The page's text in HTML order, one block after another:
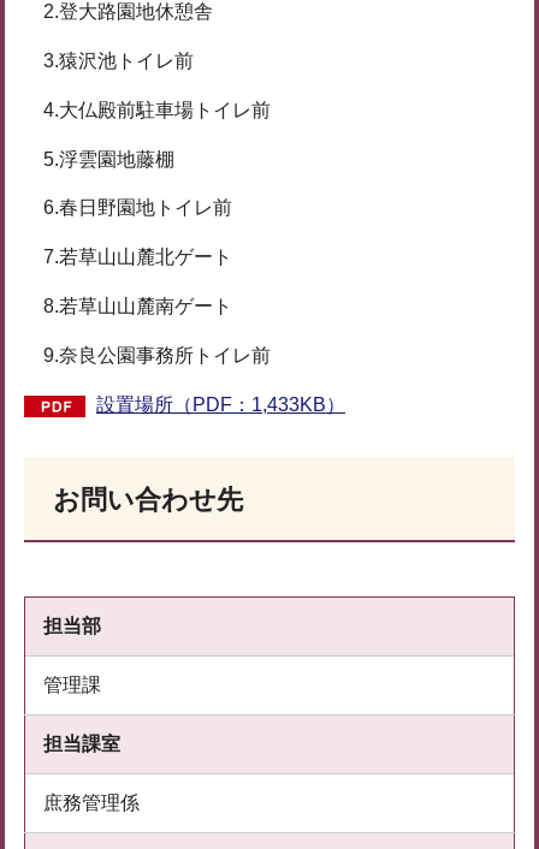
2.登大路園地休憩舎
3.猿沢池トイレ前
4.大仏殿前駐車場トイレ前
5.浮雲園地藤棚
6.春日野園地トイレ前
7.若草山山麓北ゲート
8.若草山山麓南ゲート
9.奈良公園事務所トイレ前
設置場所（PDF：1,433KB）
お問い合わせ先
担当部
管理課
担当課室
庶務管理係